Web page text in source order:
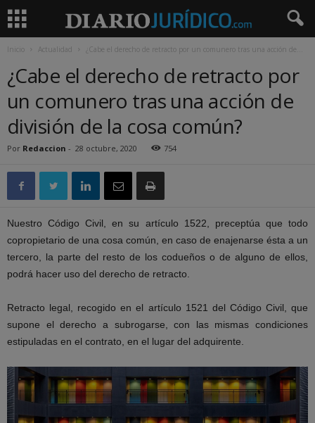
Inicio Actualidad ¿Cabe el derecho de retracto por un comunero tras una acción de...
¿Cabe el derecho de retracto por
un comunero tras una acción de
división de la cosa común?
Por Redaccion - 28 octubre, 2020 754
Nuestro Código Civil, en su artículo 1522, preceptúa que todo
copropietario de una cosa común, en caso de enajenarse ésta a un
tercero, la parte del resto de los codueños o de alguno de ellos,
podrá hacer uso del derecho de retracto.
Retracto legal, recogido en el artículo 1521 del Código Civil, que
supone el derecho a subrogarse, con las mismas condiciones
estipuladas en el contrato, en el lugar del adquirente.